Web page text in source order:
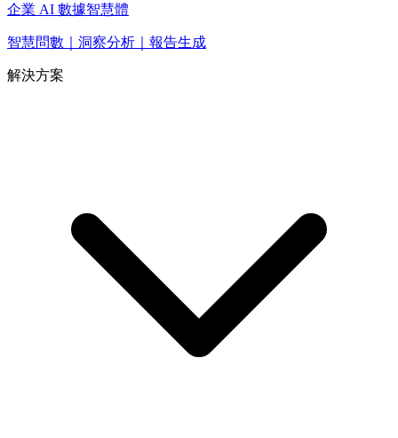
企業 AI 數據智慧體
智慧問數｜洞察分析｜報告生成
解決方案